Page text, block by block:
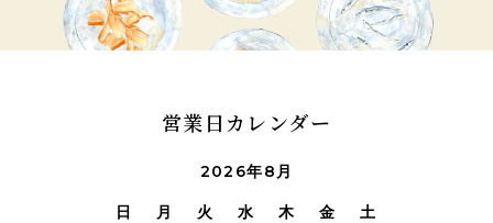
営業日カレンダー
2026年8月
日 月 火 水 木 金 土